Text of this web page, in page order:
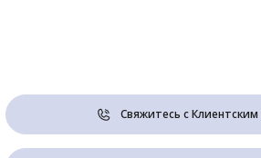
Свяжитесь с